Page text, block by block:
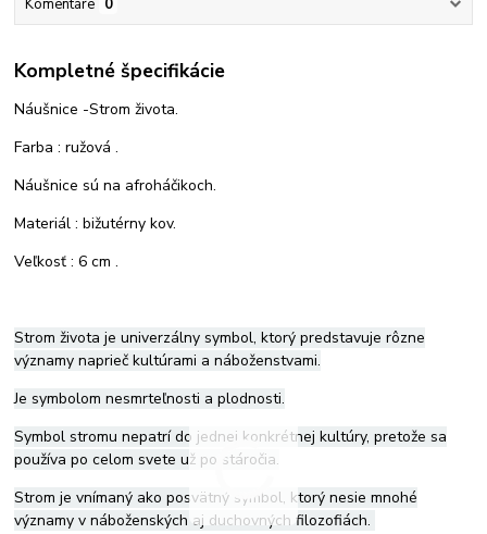
Komentáre 0
Kompletné špecifikácie
Náušnice -Strom života.
Farba : ružová .
Náušnice sú na afroháčikoch.
Materiál : bižutérny kov.
Veľkosť : 6 cm .
Strom života je univerzálny symbol, ktorý predstavuje rôzne
významy naprieč kultúrami a náboženstvami.
Je symbolom nesmrteľnosti a plodnosti.
Symbol stromu nepatrí do jednej konkrétnej kultúry, pretože sa
používa po celom svete už po stáročia.
Strom je vnímaný ako posvätný symbol, ktorý nesie mnohé
významy v náboženských aj duchovných filozofiách.